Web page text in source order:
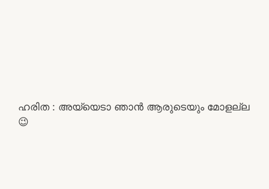
ഹരിത : അയ്യെടാ ഞാൻ ആരുടെയും മോളല്ല
😉